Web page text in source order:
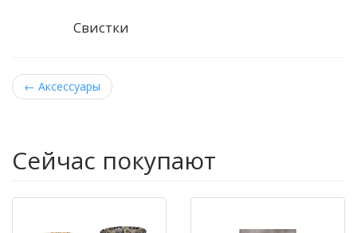
Свистки
← Аксессуары
Сейчас покупают